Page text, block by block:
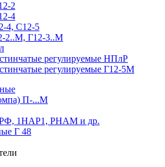
2
4
4, С12-5
2..М, Г12-3..М
регулируемые НПлР
регулируемые Г12-5М
П-...М
1НАР1, РНАМ и др.
Г 48